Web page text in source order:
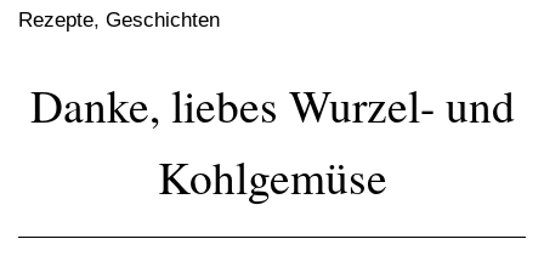
Rezepte, Geschichten
Danke, liebes Wurzel- und
Kohlgemüse